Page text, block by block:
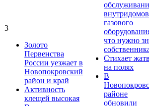
3
Золото
Первенства
России уезжает в
Новопокровский
район и край
Активность
клещей высокая
газового
что нужно
Стихает
на полях
В
районе
обновили